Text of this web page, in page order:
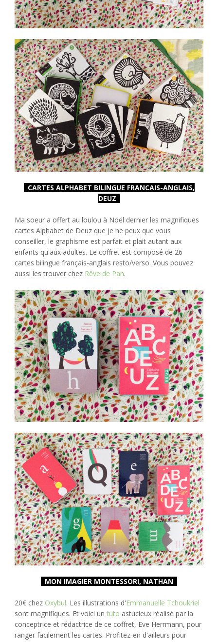
CARTES ALPHABET BILINGUE FRANCAIS-ANGLAIS,
DEUZ
Ma soeur a offert au loulou à Noël dernier les magnifiques
cartes Alphabet de Deuz que je ne peux que vous
conseiller, le graphisme est parfait et plait autant aux
enfants qu'aux adultes. Le coffret est composé de 26
cartes bilingue français-anglais resto/verso. Vous pouvez
aussi les trouver chez Rêve de Pan.
MON IMAGIER MONTESSORI, NATHAN
20€ chez Oxybul. Les illustrations d'Emmanuelle Tchoukriel
sont magnifiques. Et voici un tuto astucieux réalisé par la
conceptrice et rédactrice de ce coffret, Eve Herrmann, pour
ranger facilement les cartes. Profitez-en d'ailleurs pour